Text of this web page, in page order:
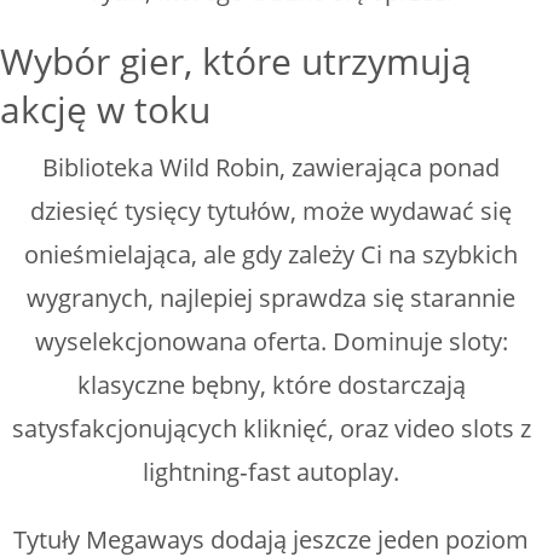
Wybór gier, które utrzymują
akcję w toku
Biblioteka Wild Robin, zawierająca ponad
dziesięć tysięcy tytułów, może wydawać się
onieśmielająca, ale gdy zależy Ci na szybkich
wygranych, najlepiej sprawdza się starannie
wyselekcjonowana oferta. Dominuje sloty:
klasyczne bębny, które dostarczają
satysfakcjonujących kliknięć, oraz video slots z
lightning‑fast autoplay.
Tytuły Megaways dodają jeszcze jeden poziom